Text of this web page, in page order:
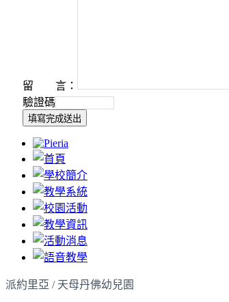
留 言：
驗證碼
派約里亞 / 天母丹佛幼兒園